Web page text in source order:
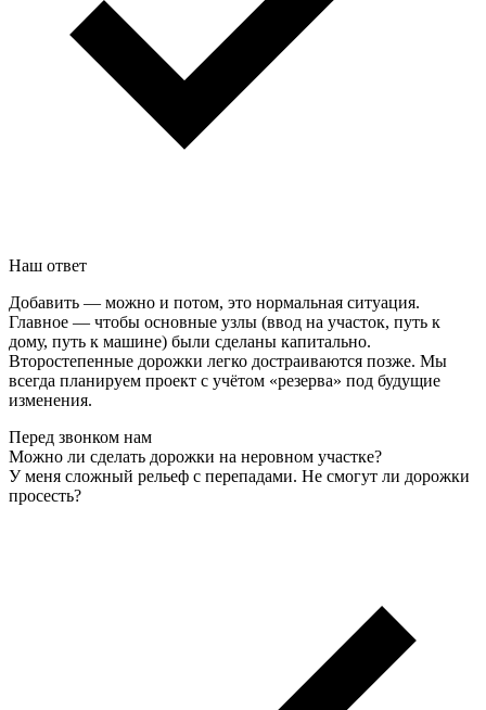
Наш ответ
Добавить — можно и потом, это нормальная ситуация.
Главное — чтобы основные узлы (ввод на участок, путь к
дому, путь к машине) были сделаны капитально.
Второстепенные дорожки легко достраиваются позже. Мы
всегда планируем проект с учётом «резерва» под будущие
изменения.
Перед звонком нам
Можно ли сделать дорожки на неровном участке?
У меня сложный рельеф с перепадами. Не смогут ли дорожки
просесть?